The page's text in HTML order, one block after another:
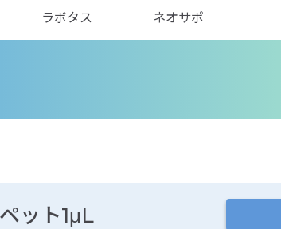
ラボタス ネオサポ
ット1μL